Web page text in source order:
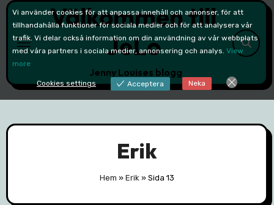
Skip
content
Välkommen till
JeLo
Jenny Louises blogg
Erik
Hem » Erik » Sida 13
Vi använder cookies för att anpassa innehåll och annonser, för att
tillhandahålla funktioner för sociala medier och för att analysera vår
trafik. Vi delar också information om din användning av vår webbplats
med våra partners i sociala medier, annonsering och analys. View
more
Cookies settings Acceptera Neka